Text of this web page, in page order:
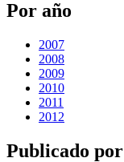
Por año
2007
2008
2009
2010
2011
2012
Publicado por